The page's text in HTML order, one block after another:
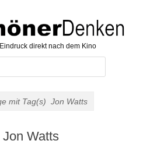
direkt nach dem Kino
mit Tag(s) Jon Watts
Jon Watts